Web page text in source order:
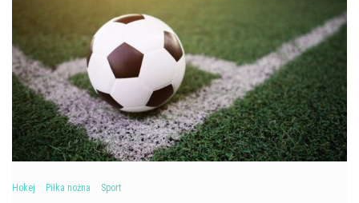
Hokej Piłka nożna Sport